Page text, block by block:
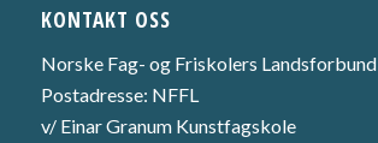
KONTAKT OSS
Norske Fag- og Friskolers Landsforbund
Postadresse: NFFL
v/ Einar Granum Kunstfagskole